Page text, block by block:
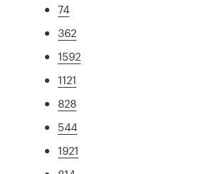
74
362
1592
1121
828
544
1921